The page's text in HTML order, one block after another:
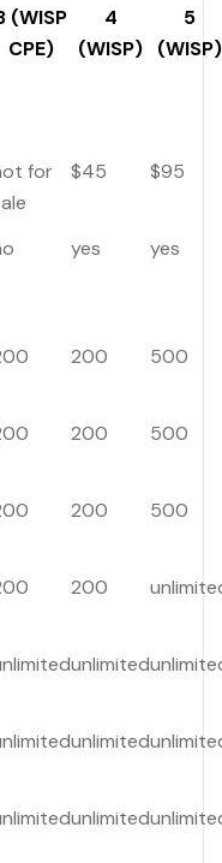
(WISP
CPE)
4
(WISP)
5
(WISP)
for
$45 $95
yes yes
200 500
200 500
200 500
200
unlimited
unlimited
unlimited